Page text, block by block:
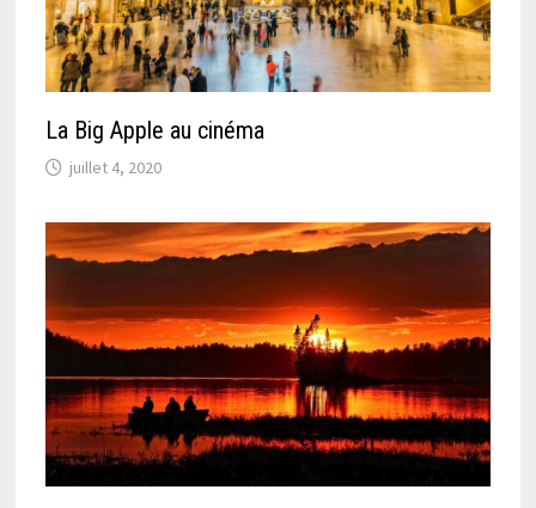
La Big Apple au cinéma
juillet 4, 2020